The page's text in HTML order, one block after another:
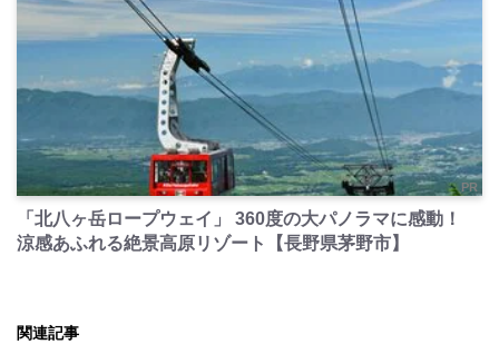
PR
「北八ヶ岳ロープウェイ」 360度の大パノラマに感動！
涼感あふれる絶景高原リゾート【長野県茅野市】
関連記事